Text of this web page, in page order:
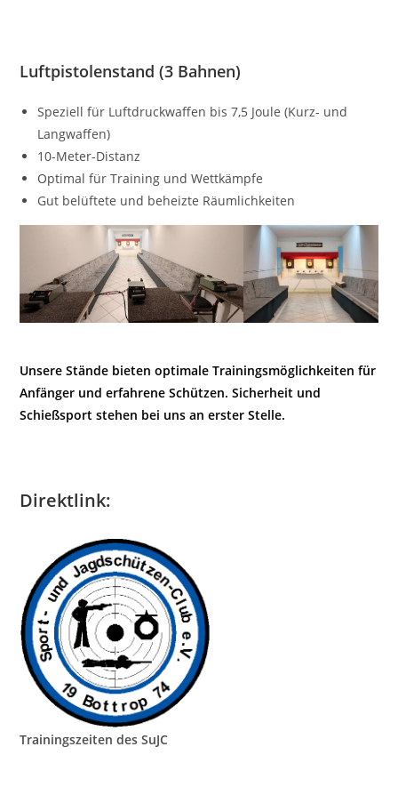
Luftpistolenstand (3 Bahnen)
Speziell für Luftdruckwaffen bis 7,5 Joule (Kurz- und
Langwaffen)
10-Meter-Distanz
Optimal für Training und Wettkämpfe
Gut belüftete und beheizte Räumlichkeiten
Unsere Stände bieten optimale Trainingsmöglichkeiten für
Anfänger und erfahrene Schützen. Sicherheit und
Schießsport stehen bei uns an erster Stelle.
Direktlink:
Trainingszeiten des SuJC